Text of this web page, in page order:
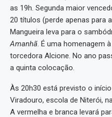
as 19h. Segunda maior
20 títulos (perde apenas para
Mangueira leva para o
Amanhã. É uma homenagem
torcedora Alcione. No ano
a quinta colocação.
Às 20h30 está previsto o
Viradouro, escola de Niterói,
A vermelha e branca levará